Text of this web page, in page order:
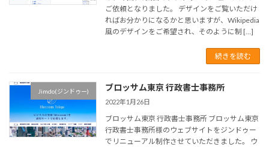
ご依頼となりました。 デザインをご覧いただけ
ればお分かりになるかと思いますが、Wikipedia
風のデザインをご希望され、そのように制 […]
続きを読む
Jimdo(ジンドゥー) ブロッサム東京 行政書士事務所
2022年1月26日
ブロッサム東京 行政書士事務所 ブロッサム東京
行政書士事務所様のウェブサイトをジンドゥー
でリニューアル制作させていただきました。 ウ